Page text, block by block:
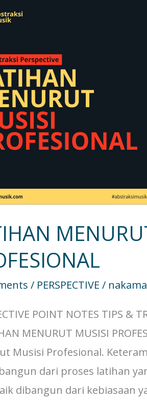
/ PERSPECTIVE / nakama
POINT NOTES TIPS &
MENURUT MUSISI
Musisi Profesional.
dari proses latihan
dibangun dari kebiasaan